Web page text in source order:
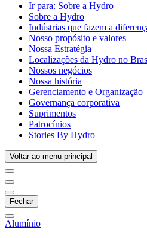
Ir para: Sobre a Hydro
Sobre a Hydro
Indústrias que fazem a
Nosso propósito e valores
Nossa Estratégia
Localizações da Hydro no
Nossos negócios
Nossa história
Gerenciamento e Organização
Governança corporativa
Suprimentos
Patrocínios
Stories By Hydro
Voltar ao menu principal
Fechar
Alumínio